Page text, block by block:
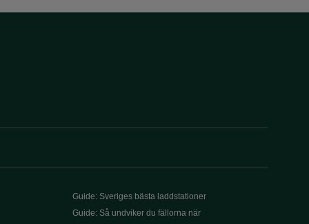
Guide: Sveriges bästa laddstationer
Guide: Så undviker du fällorna när